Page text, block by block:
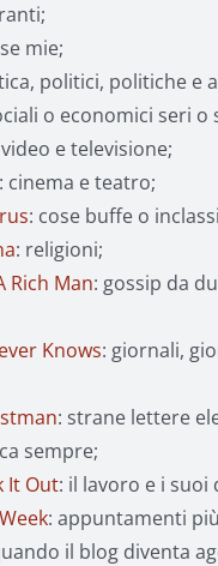
mie;
politici, politiche e
o economici seri o
e televisione;
: cinema e teatro;
: cose buffe o
: religioni;
Rich Man: gossip da
Knows: giornali,
: strane lettere
sempre;
It Out: il lavoro e i suoi
: appuntamenti
il blog diventa